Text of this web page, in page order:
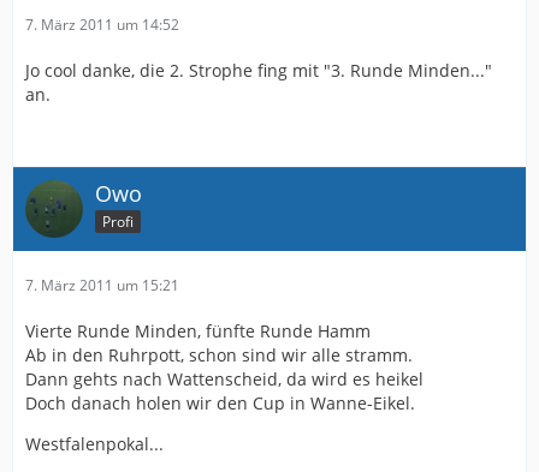
7. März 2011 um 14:52
Jo cool danke, die 2. Strophe fing mit "3. Runde Minden..."
an.
Owo
Profi
7. März 2011 um 15:21
Vierte Runde Minden, fünfte Runde Hamm
Ab in den Ruhrpott, schon sind wir alle stramm.
Dann gehts nach Wattenscheid, da wird es heikel
Doch danach holen wir den Cup in Wanne-Eikel.
Westfalenpokal...